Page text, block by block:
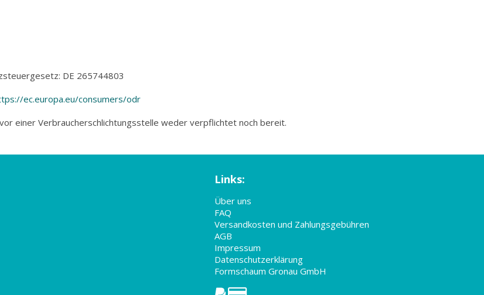
DE 265744803
ec.europa.eu/consumers/odr
einer Verbraucherschlichtungsstelle weder verpflichtet noch bereit.
Links:
Über uns
FAQ
Versandkosten und Zahlungsgebühren
AGB
Impressum
Datenschutzerklärung
Formschaum Gronau GmbH